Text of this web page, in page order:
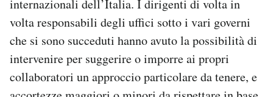
internazionali dell’Italia. I dirigenti di volta in
volta responsabili degli uffici sotto i vari governi
che si sono succeduti hanno avuto la possibilità di
intervenire per suggerire o imporre ai propri
collaboratori un approccio particolare da tenere, e